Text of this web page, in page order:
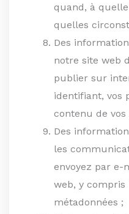
quand, à
quelles
Des
notre site web
publier sur
identifiant, vos
contenu de
Des
les
envoyez par e-
web, y
métadonnées ;